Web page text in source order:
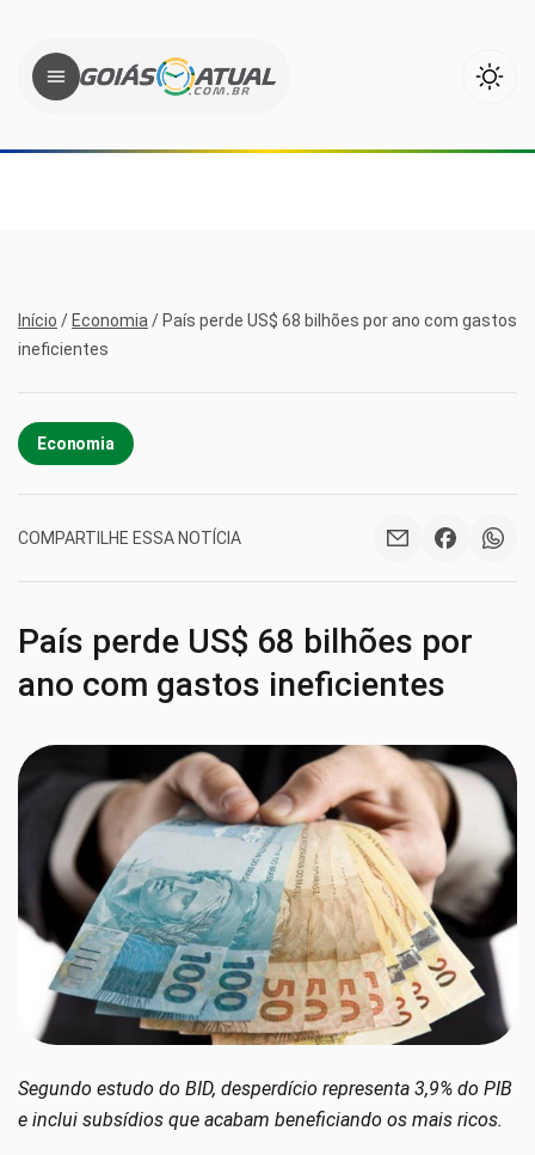
Início / Economia / País perde US$ 68 bilhões por ano com gastos
ineficientes
Economia
COMPARTILHE ESSA NOTÍCIA
País perde US$ 68 bilhões por
ano com gastos ineficientes
Segundo estudo do BID, desperdício representa 3,9% do PIB
e inclui subsídios que acabam beneficiando os mais ricos.